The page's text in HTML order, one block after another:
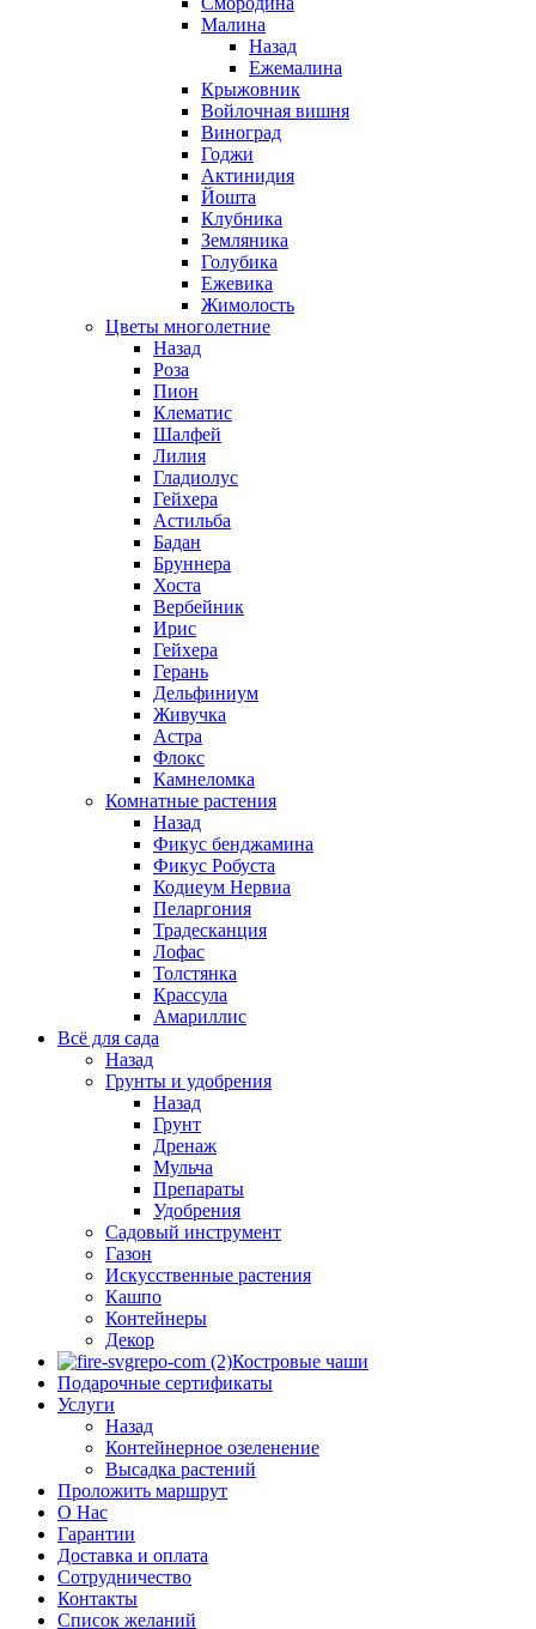
Малина
Назад
Ежемалина
Крыжовник
Войлочная вишня
Виноград
Годжи
Актинидия
Йошта
Клубника
Земляника
Голубика
Ежевика
Жимолость
Цветы многолетние
Назад
Роза
Пион
Клематис
Шалфей
Лилия
Гладиолус
Гейхера
Астильба
Бадан
Бруннера
Хоста
Вербейник
Ирис
Гейхера
Герань
Дельфиниум
Живучка
Астра
Флокс
Камнеломка
Комнатные растения
Назад
Фикус бенджамина
Фикус Робуста
Кодиеум Нервиа
Пеларгония
Традесканция
Лофас
Толстянка
Крассула
Амариллис
Всё для сада
Назад
Грунты и удобрения
Назад
Грунт
Дренаж
Мульча
Препараты
Удобрения
Садовый инструмент
Газон
Искусственные растения
Кашпо
Контейнеры
Декор
Костровые чаши
Подарочные сертификаты
Услуги
Назад
Контейнерное озеленение
Высадка растений
Проложить маршрут
О Нас
Гарантии
Доставка и оплата
Сотрудничество
Контакты
Список желаний